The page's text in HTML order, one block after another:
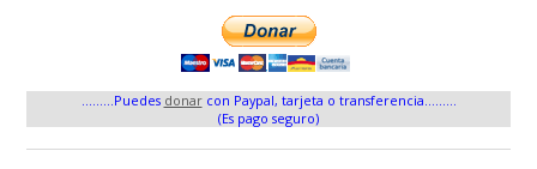
.........Puedes donarcon Paypal, tarjeta o transferencia.........
(Es pago seguro)